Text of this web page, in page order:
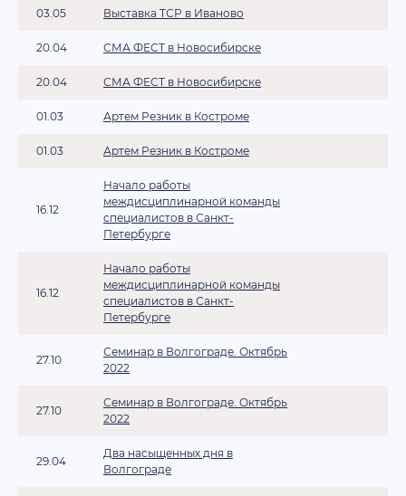
03.05 Выставка ТСР в Иваново
20.04 СМА ФЕСТ в Новосибирске
20.04 СМА ФЕСТ в Новосибирске
01.03 Артем Резник в Костроме
01.03 Артем Резник в Костроме
16.12
Начало работы
междисциплинарной команды
специалистов в Санкт-
Петербурге
16.12
Начало работы
междисциплинарной команды
специалистов в Санкт-
Петербурге
27.10
Семинар в Волгограде. Октябрь
2022
27.10
Семинар в Волгограде. Октябрь
2022
29.04
Два насыщенных дня в
Волгограде